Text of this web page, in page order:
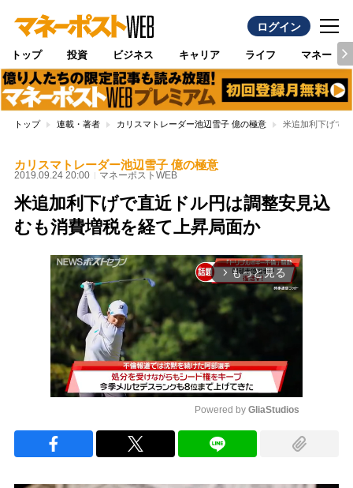
ログイン
トップ 投資 ビジネス キャリア ライフ マネー
トップ 連載・著者 カリスマトレーダー池辺雪子 億の極意 米追加利下げで
カリスマトレーダー池辺雪子 億の極意
2019.09.24 20:00 マネーポストWEB
米追加利下げで直近ドル円は調整安見込
むも消費増税を経て上昇局面か
arrow_forward_ios もっと見る
Powered by GliaStudios